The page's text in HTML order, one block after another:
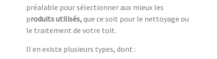
préalable pour sélectionner aux mieux les
produits utilisés,que ce soit pour le nettoyage ou
le traitement de votre toit.
Il en existe plusieurs types, dont :